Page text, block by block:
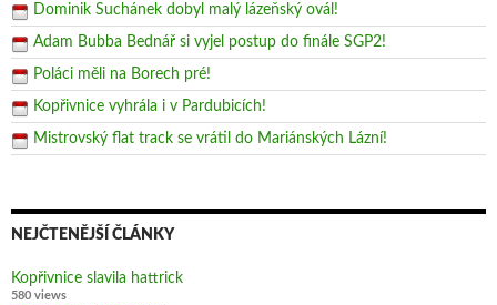
Dominik Suchánek dobyl malý lázeňský ovál!
Adam Bubba Bednář si vyjel postup do finále SGP2!
Poláci měli na Borech pré!
Kopřivnice vyhrála i v Pardubicích!
Mistrovský flat track se vrátil do Mariánských Lázní!
NEJČTENĚJŠÍ ČLÁNKY
Kopřivnice slavila hattrick
580 views